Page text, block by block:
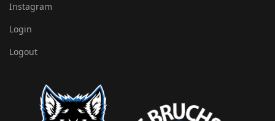
Instagram
Login
Logout